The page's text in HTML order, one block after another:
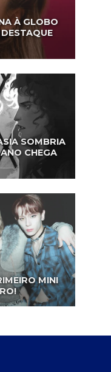
À GLOBO
SOMBRIA
CHEGA
MINI